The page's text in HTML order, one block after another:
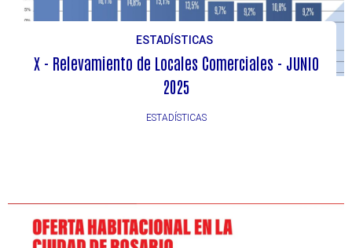
ESTADÍSTICAS
X - Relevamiento de Locales Comerciales - JUNIO
2025
ESTADÍSTICAS